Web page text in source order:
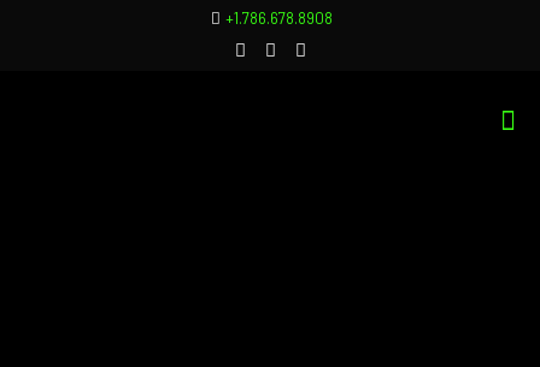
+1.786.678.8908